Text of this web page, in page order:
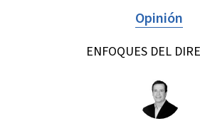
Opinión
ENFOQUES DEL